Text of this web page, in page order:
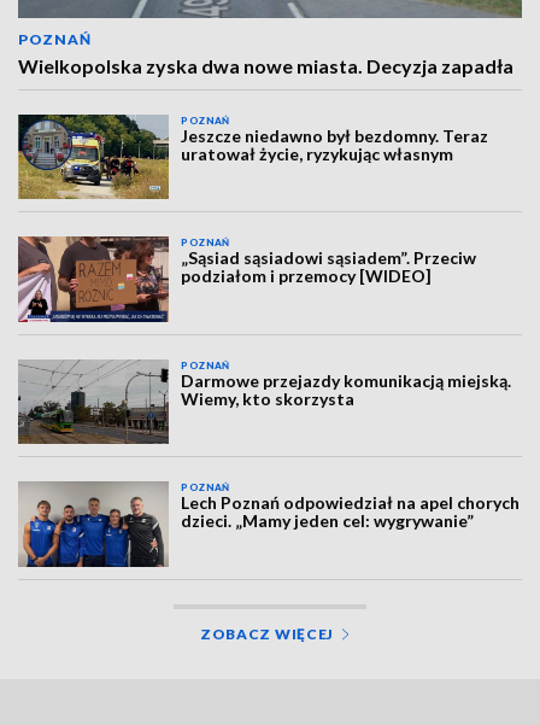
POZNAŃ
Wielkopolska zyska dwa nowe miasta. Decyzja zapadła
POZNAŃ
Jeszcze niedawno był bezdomny. Teraz
uratował życie, ryzykując własnym
POZNAŃ
„Sąsiad sąsiadowi sąsiadem”. Przeciw
podziałom i przemocy [WIDEO]
POZNAŃ
Darmowe przejazdy komunikacją miejską.
Wiemy, kto skorzysta
POZNAŃ
Lech Poznań odpowiedział na apel chorych
dzieci. „Mamy jeden cel: wygrywanie”
ZOBACZ WIĘCEJ